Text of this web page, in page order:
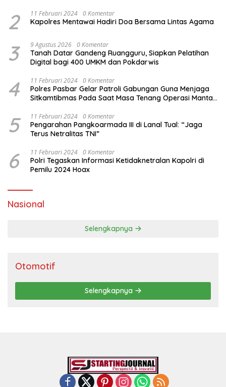
2 11 Februari 2024 0 Komentar
Kapolres Mentawai Hadiri Doa Bersama Lintas Agama
3 9 Agustus 2026 0 Komentar
Tanah Datar Gandeng Ruangguru, Siapkan Pelatihan
Digital bagi 400 UMKM dan Pokdarwis
4 11 Februari 2024 0 Komentar
Polres Pasbar Gelar Patroli Gabungan Guna Menjaga
Sitkamtibmas Pada Saat Masa Tenang Operasi Mantap
5 11 Februari 2024 0 Komentar
Pengarahan Pangkoarmada III di Lanal Tual: “Jaga
Terus Netralitas TNI”
6 11 Februari 2024 0 Komentar
Polri Tegaskan Informasi Ketidaknetralan Kapolri di
Pemilu 2024 Hoax
Nasional
Selengkapnya
Otomotif
Selengkapnya